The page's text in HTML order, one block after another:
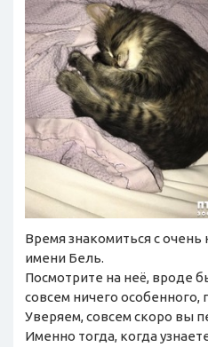
Время знакомиться с
имени Бель.
Посмотрите на неё, вроде
совсем ничего особенного,
Уверяем, совсем скоро вы
Именно тогда, когда